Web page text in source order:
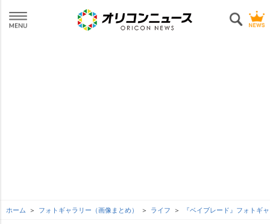
ホーム フォトギャラリー（画像まとめ） ライフ 『ベイブレード』フォトギ